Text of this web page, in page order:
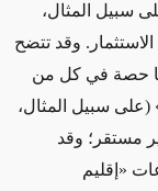
سبيل المثال،
وقد تتضح
حصة في كل من
(على سبيل المثال،
مستقر؛ وقد
«إقليم